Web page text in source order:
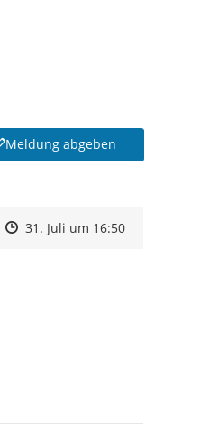
Meldung abgeben
Zeitpunkt des Erstellens
Zeitpunkt des Erstellens
31. Juli um 16:50Zur Äußerung